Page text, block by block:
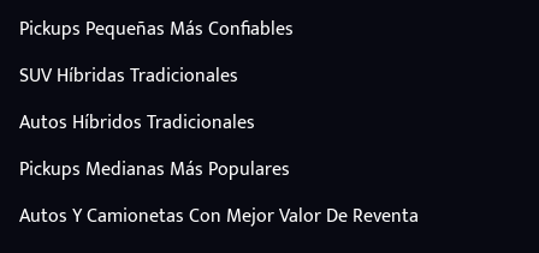
Pickups Pequeñas Más Confiables
SUV Híbridas Tradicionales
Autos Híbridos Tradicionales
Pickups Medianas Más Populares
Autos Y Camionetas Con Mejor Valor De Reventa